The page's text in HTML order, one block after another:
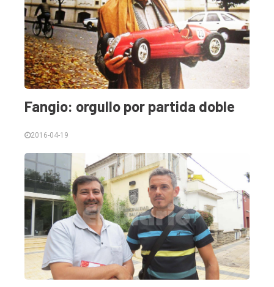
Fangio: orgullo por partida doble
2016-04-19